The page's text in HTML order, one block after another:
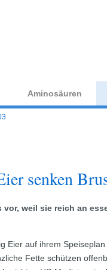
Aminosäuren
senken
weil sie reich an
Eier auf ihrem
Fette schützen